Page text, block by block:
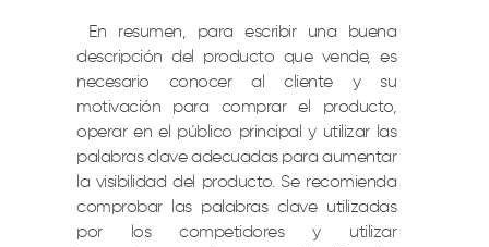
En resumen, para escribir una buena
descripción del producto que vende, es
necesario conocer al cliente y su
motivación para comprar el producto,
operar en el público principal y utilizar las
palabras clave adecuadas para aumentar
la visibilidad del producto. Se recomienda
comprobar las palabras clave utilizadas
por los competidores y utilizar